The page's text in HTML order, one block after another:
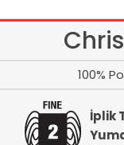
100%
İplik